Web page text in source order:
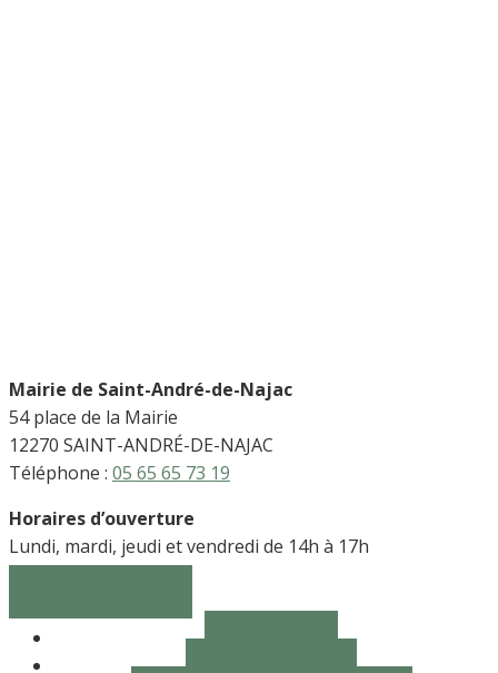
Mairie de Saint-André-de-Najac
54 place de la Mairie
12270 SAINT-ANDRÉ-DE-NAJAC
Téléphone : 05 65 65 73 19
Horaires d’ouverture
Lundi, mardi, jeudi et vendredi de 14h à 17h